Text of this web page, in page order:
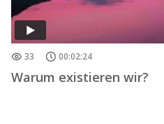
33 00:02:24
Warum existieren wir?